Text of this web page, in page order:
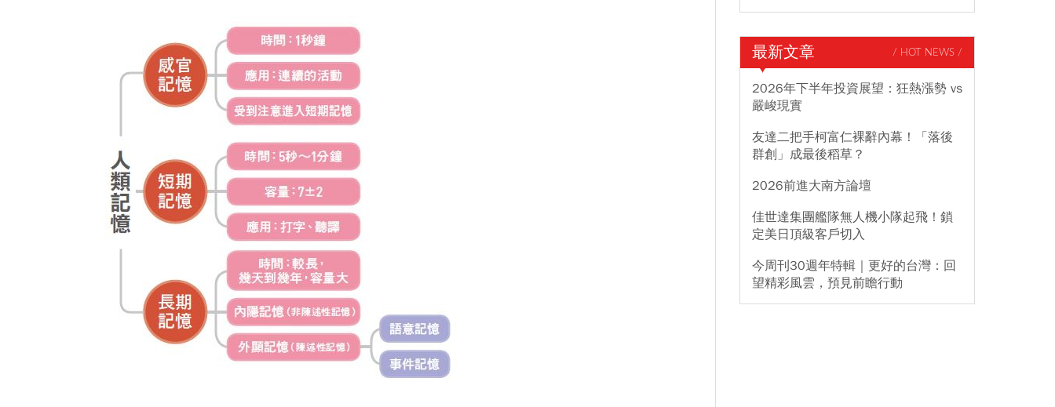
最新文章 / HOT NEWS /
2026年下半年投資展望：狂熱漲勢 vs
嚴峻現實
友達二把手柯富仁裸辭內幕！「落後
群創」成最後稻草？
2026前進大南方論壇
佳世達集團艦隊無人機小隊起飛！鎖
定美日頂級客戶切入
今周刊30週年特輯｜更好的台灣：回
望精彩風雲，預見前瞻行動